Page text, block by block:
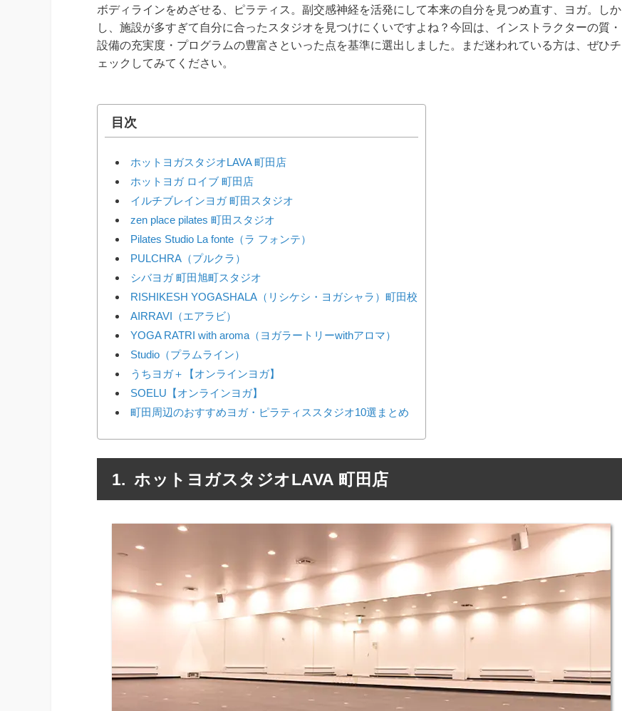
ボディラインをめざせる、ピラティス。副交感神経を活発にして本来の自分を見つめ直す、ヨガ。しか
し、施設が多すぎて自分に合ったスタジオを見つけにくいですよね？今回は、インストラクターの質・
設備の充実度・プログラムの豊富さといった点を基準に選出しました。まだ迷われている方は、ぜひチ
ェックしてみてください。
目次
ホットヨガスタジオLAVA 町田店
ホットヨガ ロイブ 町田店
イルチブレインヨガ 町田スタジオ
zen place pilates 町田スタジオ
Pilates Studio La fonte（ラ フォンテ）
PULCHRA（プルクラ）
シバヨガ 町田旭町スタジオ
RISHIKESH YOGASHALA（リシケシ・ヨガシャラ）町田校
AIRRAVI（エアラビ）
YOGA RATRI with aroma（ヨガラートリーwithアロマ）
Studio（プラムライン）
うちヨガ＋【オンラインヨガ】
SOELU【オンラインヨガ】
町田周辺のおすすめヨガ・ピラティススタジオ10選まとめ
ホットヨガスタジオLAVA 町田店